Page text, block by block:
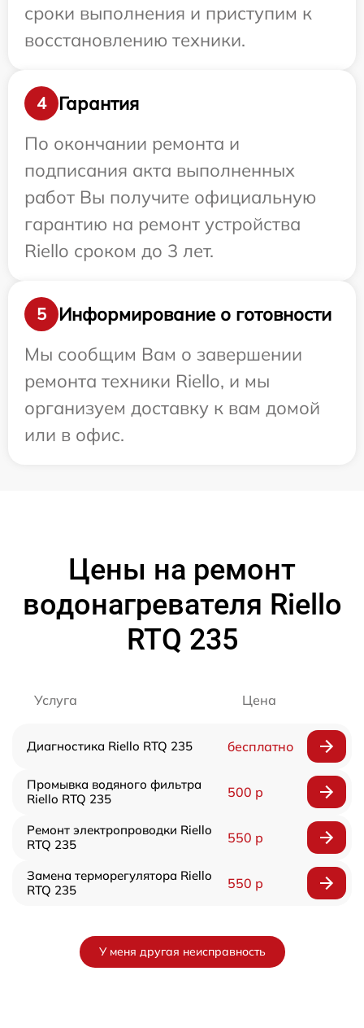
сроки выполнения и приступим к
восстановлению техники.
4
Гарантия
По окончании ремонта и
подписания акта выполненных
работ Вы получите официальную
гарантию на ремонт устройства
Riello сроком до 3 лет.
5
Информирование о готовности
Мы сообщим Вам о завершении
ремонта техники Riello, и мы
организуем доставку к вам домой
или в офис.
Цены на ремонт
водонагревателя Riello
RTQ 235
Услуга Цена
Диагностика Riello RTQ 235 бесплатно
Промывка водяного фильтра
Riello RTQ 235
500 р
Ремонт электропроводки Riello
RTQ 235
550 р
Замена терморегулятора Riello
RTQ 235
550 р
У меня другая неисправность